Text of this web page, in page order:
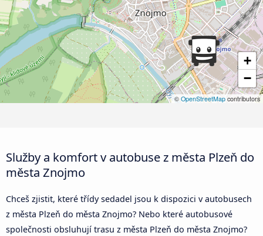
+
−
© OpenStreetMap contributors
Služby a komfort v autobuse z města Plzeň do
města Znojmo
Chceš zjistit, které třídy sedadel jsou k dispozici v autobusech
z města Plzeň do města Znojmo? Nebo které autobusové
společnosti obsluhují trasu z města Plzeň do města Znojmo?